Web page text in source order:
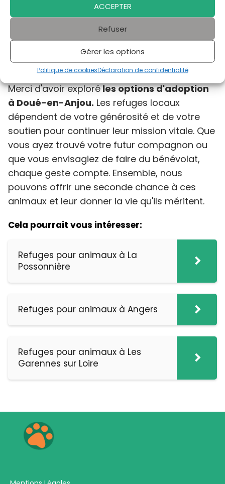
ACCEPTER
Refuser
Gérer les options
Politique de cookiesDéclaration de confidentialité
grâce à l’engagement de nombreux
acteurs locaux.
Merci d'avoir exploréles options d'adoption
à Doué-en-Anjou. Les refuges locaux
dépendent de votre générosité et de votre
soutien pour continuer leur mission vitale. Que
vous ayez trouvé votre futur compagnon ou
que vous envisagiez de faire du bénévolat,
chaque geste compte. Ensemble, nous
pouvons offrir une seconde chance à ces
animaux et leur donner la vie qu'ils méritent.
Cela pourrait vous intéresser:
Refuges pour animaux à La
Possonnière
Refuges pour animaux à Angers
Refuges pour animaux à Les
Garennes sur Loire